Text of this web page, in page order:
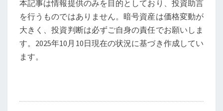
本記事は情報提供のみを目的としており、投資助言
を行うものではありません。暗号資産は価格変動が
大きく、投資判断は必ずご自身の責任でお願いしま
す。2025年10月10日現在の状況に基づき作成してい
ます。